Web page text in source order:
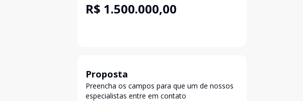
R$ 1.500.000,00
Proposta
Preencha os campos para que um de nossos
especialistas entre em contato